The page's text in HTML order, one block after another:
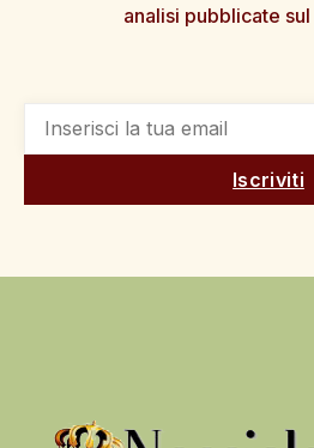
analisi pubblicate
Iscriviti